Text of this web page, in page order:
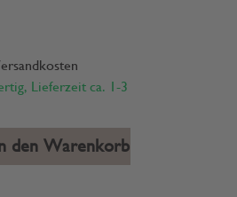
Lieferzeit ca. 1-3
den Warenkorb